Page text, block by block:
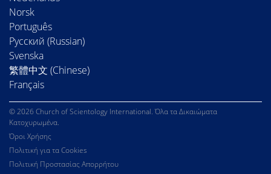
Norsk
Português
Русский (Russian)
Svenska
繁體中文 (Chinese)
Français
© 2026 Church of Scientology International. Όλα τα Δικαιώματα
Κατοχυρωμένα.
Όροι Χρήσης
Πολιτική για τα Cookies
Πολιτική Προστασίας Απορρήτου